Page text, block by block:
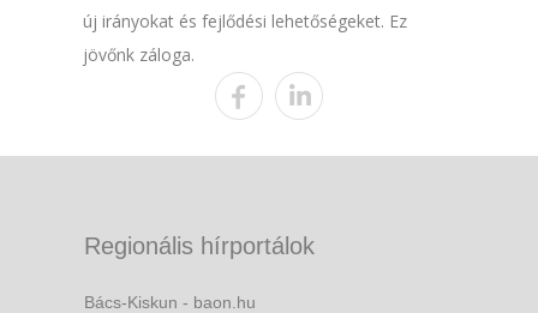
új irányokat és fejlődési lehetőségeket. Ez
jövőnk záloga.
Regionális hírportálok
Bács-Kiskun - baon.hu